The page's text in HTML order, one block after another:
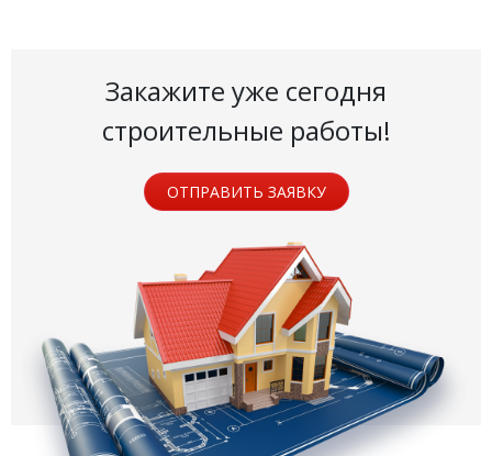
Закажите уже сегодня
строительные работы!
ОТПРАВИТЬ ЗАЯВКУ